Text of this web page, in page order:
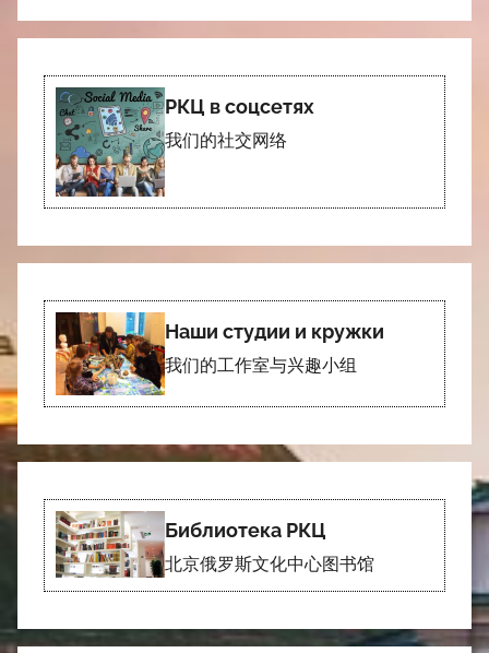
РКЦ в соцсетях
我们的社交网络
Наши студии и кружки
我们的工作室与兴趣小组
Библиотека РКЦ
北京俄罗斯文化中心图书馆